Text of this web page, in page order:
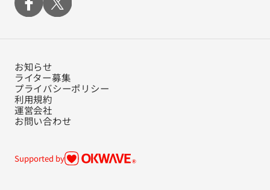
お知らせ
ライター募集
プライバシーポリシー
利用規約
運営会社
お問い合わせ
Supported by